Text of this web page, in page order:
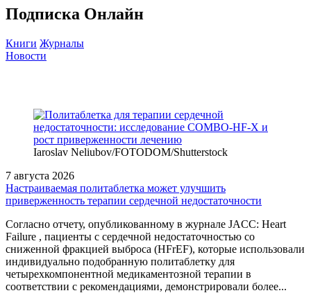
Подписка Онлайн
Книги Журналы
Новости
Iaroslav Neliubov/FOTODOM/Shutterstoсk
7 августа 2026
Настраиваемая политаблетка может улучшить
приверженность терапии сердечной недостаточности
Согласно отчету, опубликованному в журнале JACC: Heart
Failure , пациенты с сердечной недостаточностью со
сниженной фракцией выброса (HFrEF), которые использовали
индивидуально подобранную политаблетку для
четырехкомпонентной медикаментозной терапии в
соответствии с рекомендациями, демонстрировали более...